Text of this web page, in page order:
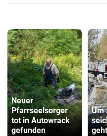
Neuer
Pfarrseelsorger
tot in Autowrack
gefunden
Um